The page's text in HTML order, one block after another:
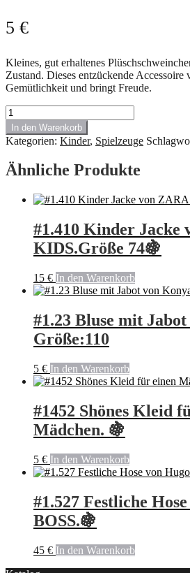
5 €
Kleines, gut erhaltenes
Zustand. Dieses entzückende Accessoire
Gemütlichkeit und bringt Freude.
Plüschtier
Schwein
Menge
In den Warenkorb
Kategorien: Kinder, Spielzeuge
Ähnliche Produkte
#1.410 Kinder Jacke
KIDS.Größe 74🍇
15 € In den Warenkorb
#1.23 Bluse mit
Größe:110
5 € In den Warenkorb
#1452 Shönes Kleid
Mädchen. 🍇
5 € In den Warenkorb
#1.527 Festliche
BOSS.🍇
45 € In den Warenkorb